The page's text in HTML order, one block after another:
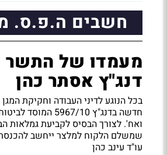
חשבים ה.פ.ס.
מעמדו של התשר
דנג"ץ אסתר כהן
בכל הנוגע לדיני העבודה וחקיקת
חדשה בדנג"ץ 5967/
ואח'. לצורך הבסיס לקביעת גמלאות
שמשלם הלקוח למלצר ייחשב
עו"ד עינב כהן